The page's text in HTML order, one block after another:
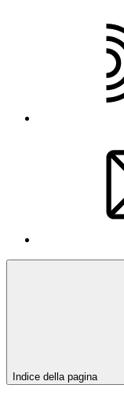
Indice della pagina